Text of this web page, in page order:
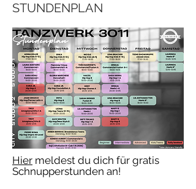
STUNDENPLAN
Hier meldest du dich für gratis
Schnupperstunden an!